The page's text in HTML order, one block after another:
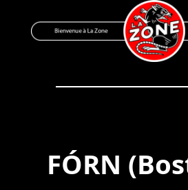
to
Bienvenue à La Zone
Zone de Cultures
FÓRN